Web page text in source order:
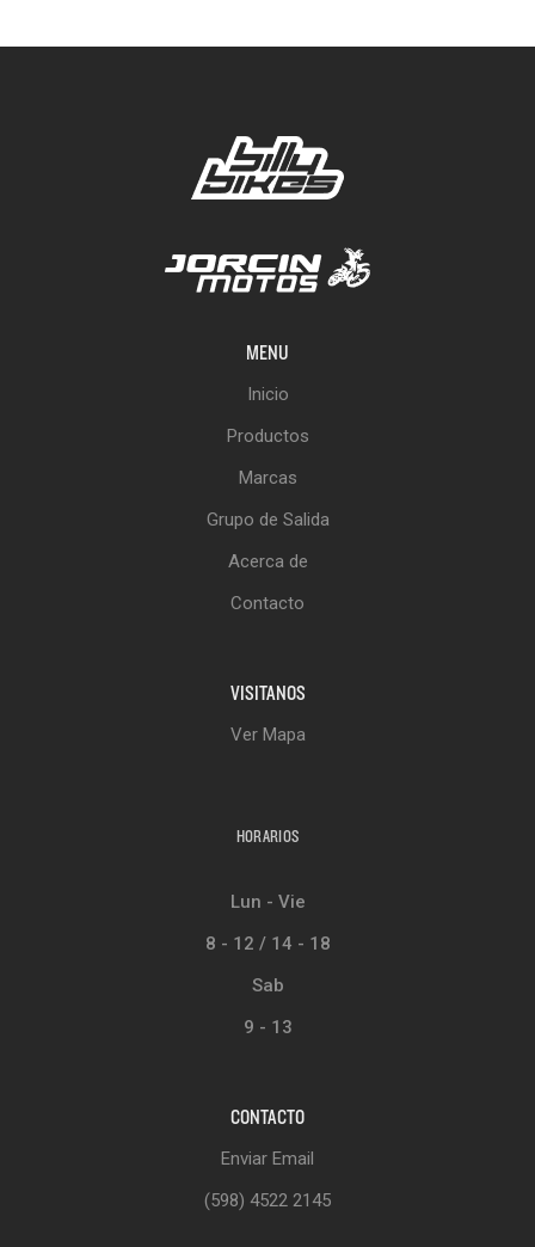
MENU
Inicio
Productos
Marcas
Grupo de Salida
Acerca de
Contacto
VISITANOS
Ver Mapa
HORARIOS
Lun - Vie
8 - 12 / 14 - 18
Sab
9 - 13
CONTACTO
Enviar Email
(598) 4522 2145